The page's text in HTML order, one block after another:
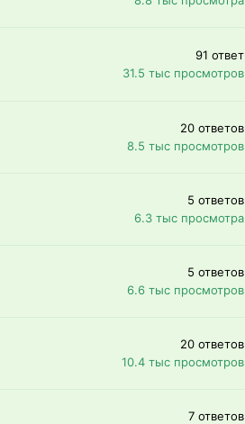
91 ответ
31.5 тыс просмотров
20 ответов
8.5 тыс просмотров
5 ответов
6.3 тыс просмотра
5 ответов
6.6 тыс просмотров
20 ответов
10.4 тыс просмотров
7 ответов